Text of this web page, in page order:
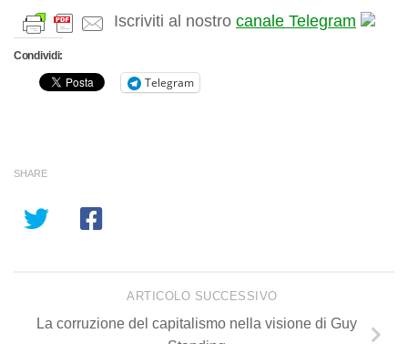
Iscriviti al nostro canale Telegram
Condividi:
Telegram
SHARE
ARTICOLO SUCCESSIVO
La corruzione del capitalismo nella visione di Guy